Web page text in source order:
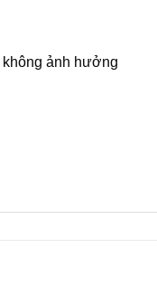
không ảnh hưởng